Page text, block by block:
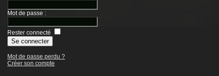
Mot de passe :
Rester connecté
Mot de passe perdu ?
Créer son compte